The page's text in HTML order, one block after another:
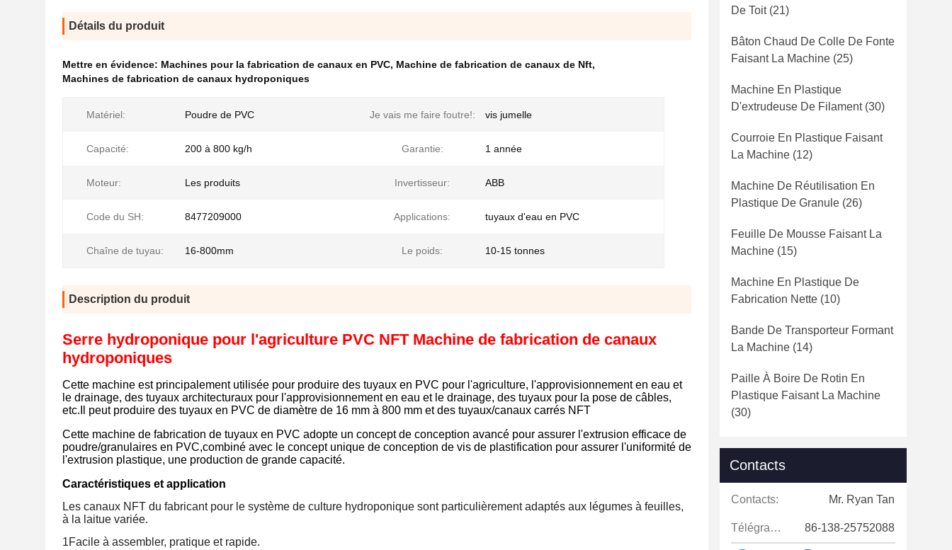
Détails du produit
Mettre en évidence: Machines pour la fabrication de canaux en PVC, Machine de fabrication de canaux de Nft,
Machines de fabrication de canaux hydroponiques
Matériel: Poudre de PVC Je vais me faire foutre!: vis jumelle
Capacité: 200 à 800 kg/h Garantie: 1 année
Moteur: Les produits Invertisseur: ABB
Code du SH: 8477209000 Applications: tuyaux d'eau en PVC
Chaîne de tuyau: 16-800mm Le poids: 10-15 tonnes
Description du produit
Serre hydroponique pour l'agriculture PVC NFT Machine de fabrication de canaux
hydroponiques
Cette machine est principalement utilisée pour produire des tuyaux en PVC pour l'agriculture, l'approvisionnement en eau et
le drainage, des tuyaux architecturaux pour l'approvisionnement en eau et le drainage, des tuyaux pour la pose de câbles,
etc.Il peut produire des tuyaux en PVC de diamètre de 16 mm à 800 mm et des tuyaux/canaux carrés NFT
Cette machine de fabrication de tuyaux en PVC adopte un concept de conception avancé pour assurer l'extrusion efficace de
poudre/granulaires en PVC,combiné avec le concept unique de conception de vis de plastification pour assurer l'uniformité de
l'extrusion plastique, une production de grande capacité.
Caractéristiques et application
Les canaux NFT du fabricant pour le système de culture hydroponique sont particulièrement adaptés aux légumes à feuilles,
à la laitue variée.
1Facile à assembler, pratique et rapide.
De Toit(21)
Bâton Chaud De Colle De Fonte
Faisant La Machine (25)
Machine En Plastique
D'extrudeuse De Filament(30)
Courroie En Plastique Faisant
La Machine (12)
Machine De Réutilisation En
Plastique De Granule (26)
Feuille De Mousse Faisant La
Machine (15)
Machine En Plastique De
Fabrication Nette (10)
Bande De Transporteur Formant
La Machine (14)
Paille À Boire De Rotin En
Plastique Faisant La Machine
(30)
Contacts
Contacts: Mr. Ryan Tan
Télégramme: 86-138-25752088